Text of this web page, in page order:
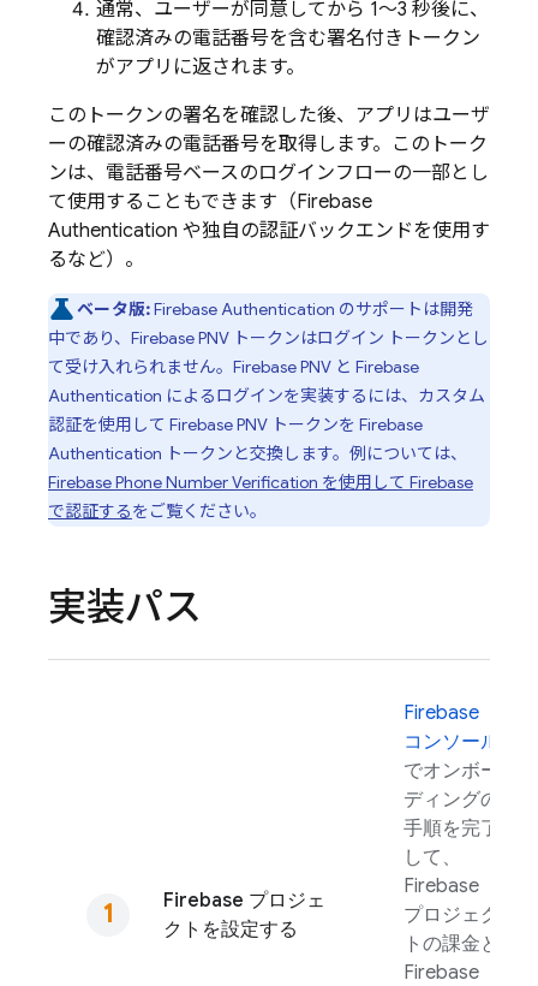
通常、ユーザーが同意してから 1～3 秒後に、
確認済みの電話番号を含む署名付きトークン
がアプリに返されます。
このトークンの署名を確認した後、アプリはユーザ
ーの確認済みの電話番号を取得します。このトーク
ンは、電話番号ベースのログインフローの一部とし
て使用することもできます（Firebase
Authentication や独自の認証バックエンドを使用す
るなど）。
ベータ版:Firebase Authentication のサポートは開発
中であり、 Firebase PNV トークンはログイン トークンとし
て受け入れられません。 Firebase PNV と Firebase
Authentication によるログインを実装するには、カスタム
認証を使用して Firebase PNV トークンを Firebase
Authentication トークンと交換します。例については、
Firebase Phone Number Verification を使用して Firebase
で認証するをご覧ください。
実装パス
Firebase プロジェ
クトを設定する
Firebase
コンソール
でオンボー
ディングの
手順を完了
して、
Firebase
プロジェク
トの課金と
Firebase